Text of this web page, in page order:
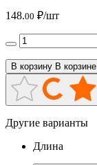
148.00 ₽/шт
В корзину В корзине
Другие варианты
Длина